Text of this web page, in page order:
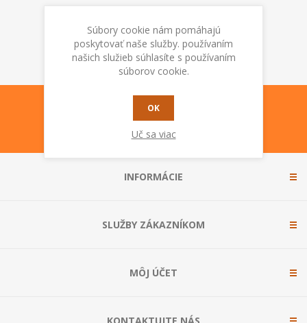
INFORMÁCIE
SLUŽBY ZÁKAZNÍKOM
MÔJ ÚČET
Súbory cookie nám pomáhajú
poskytovať naše služby. používaním
našich služieb súhlasíte s používaním
súborov cookie.
OK
Uč sa viac